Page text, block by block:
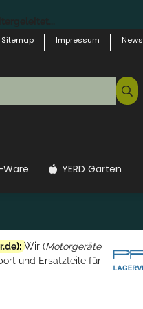
Sitemap Impressum News
Ware YERD Garten
): Wir (Motorgeräte
und Ersatzteile für